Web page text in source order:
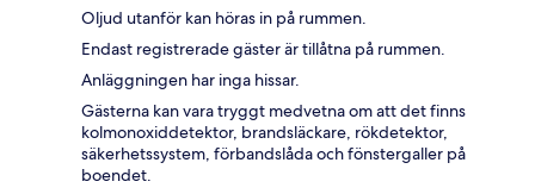
Oljud utanför kan höras in på rummen.
Endast registrerade gäster är tillåtna på rummen.
Anläggningen har inga hissar.
Gästerna kan vara tryggt medvetna om att det finns
kolmonoxiddetektor, brandsläckare, rökdetektor,
säkerhetssystem, förbandslåda och fönstergaller på
boendet.